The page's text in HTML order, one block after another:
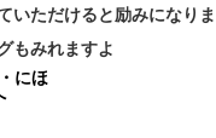
いただけると励みになりま
もみれますよ